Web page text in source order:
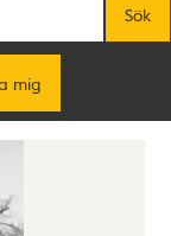
Sök
mig